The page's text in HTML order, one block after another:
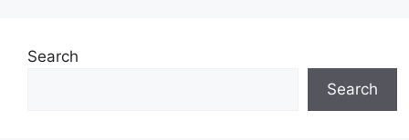
Search
Search